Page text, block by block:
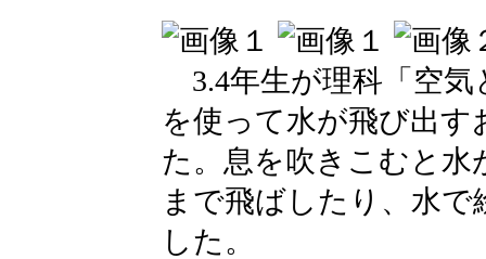
3.4年生が理科「空気
を使って水が飛び出
た。息を吹きこむと水
まで飛ばしたり、水
した。